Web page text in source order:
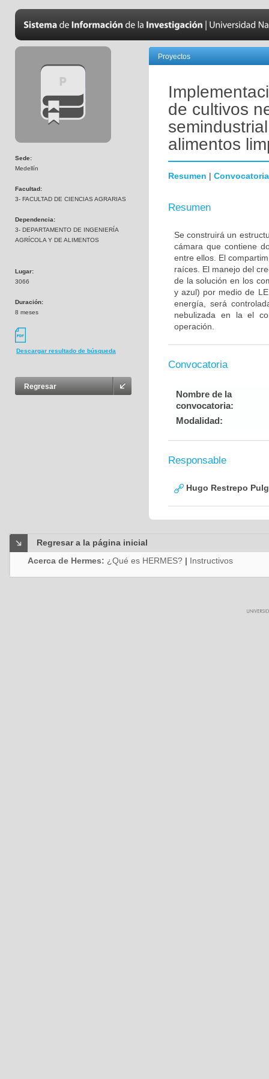
Sede:
Medellín
Facultad:
3- FACULTAD DE CIENCIAS AGRARIAS
Dependencia:
3- DEPARTAMENTO DE INGENIERÍA
AGRÍCOLA Y DE ALIMENTOS
Lugar:
3066
Duración:
8 meses
Descargar resultado de búsqueda
Regresar
Proyectos
de cultivos
alimentos
Resumen | Convocatoria
Resumen
Se construirá un
cámara que contiene
entre ellos. El
raíces. El manejo del
de la solución en los
y azul) por medio de
energía, será
nebulizada en la el
operación.
Convocatoria
Nombre de la
convocatoria:
Modalidad:
Responsable
Hugo Restrepo
Regresar a la página inicial
Acerca de Hermes: ¿Qué es HERMES? | Instructivos